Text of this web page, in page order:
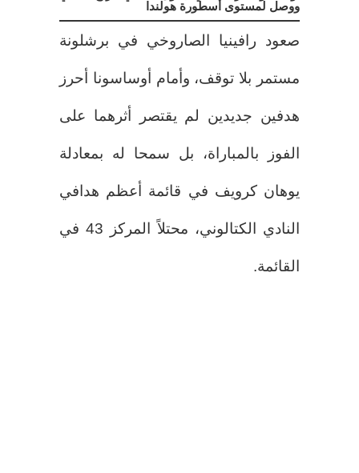
ووصل لمستوى أسطورة هولندا
صعود رافينيا الصاروخي في برشلونة
مستمر بلا توقف، وأمام أوساسونا أحرز
هدفين جديدين لم يقتصر أثرهما على
الفوز بالمباراة، بل سمحا له بمعادلة
يوهان كرويف في قائمة أعظم هدافي
النادي الكتالوني، محتلاً المركز 43 في
القائمة.